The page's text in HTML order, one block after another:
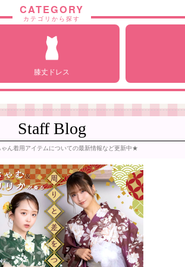
CATEGORY
カテゴリから探す
膝丈ドレス
Staff Blog
ん着用アイテムについての最新情報など更新中★